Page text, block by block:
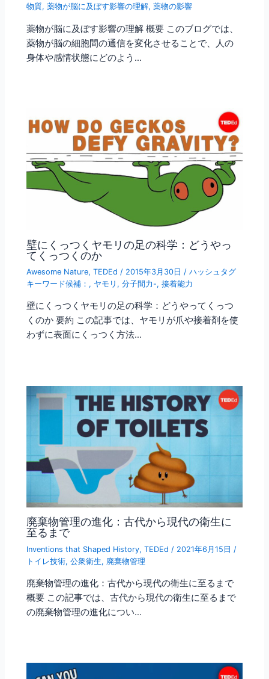
物質,薬物が脳に及ぼす影響の理解,薬物の影響
薬物が脳に及ぼす影響の理解 概要 このブログでは、
薬物が脳の細胞間の通信を変化させることで、人の
身体や感情状態にどのよう…
壁にくっつくヤモリの足の科学：どうやっ
てくっつくのか
Awesome Nature,TEDEd / 2015年3月30日 /ハッシュタグ
キーワード候補： , ヤモリ ,分子間力-,接着能力
壁にくっつくヤモリの足の科学：どうやってくっつ
くのか 要約 この記事では、ヤモリが爪や接着剤を使
わずに表面にくっつく方法…
廃棄物管理の進化：古代から現代の衛生に
至るまで
Inventions that Shaped History,TEDEd / 2021年6月15日 /
トイレ技術,公衆衛生, 廃棄物管理
廃棄物管理の進化：古代から現代の衛生に至るまで
概要 この記事では、古代から現代の衛生に至るまで
の廃棄物管理の進化につい…